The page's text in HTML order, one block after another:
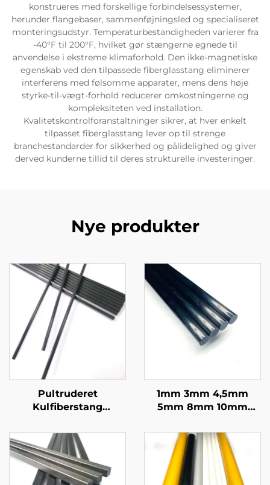
konstrueres med forskellige forbindelsessystemer,
herunder flangebaser, sammenføjningsled og specialiseret
monteringsudstyr. Temperaturbestandigheden varierer fra
-40°F til 200°F, hvilket gør stængerne egnede til
anvendelse i ekstreme klimaforhold. Den ikke-magnetiske
egenskab ved den tilpassede fiberglasstang eliminerer
interferens med følsomme apparater, mens dens høje
styrke-til-vægt-forhold reducerer omkostningerne og
kompleksiteten ved installation.
Kvalitetskontrolforanstaltninger sikrer, at hver enkelt
tilpasset fiberglasstang lever op til strenge
branchestandarder for sikkerhed og pålidelighed og giver
derved kunderne tillid til deres strukturelle investeringer.
Nye produkter
Pultruderet
Kulfiberstang
Kulfiberstang til
Medicinske Enheder
1mm 3mm 4,5mm
5mm 8mm 10mm
solid CFRP stang
Kulstof fiber rund
stang